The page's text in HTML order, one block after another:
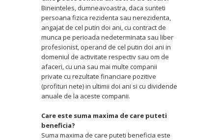
Bineinteles, dumneavoastra, daca sunteti
persoana fizica rezidenta sau nerezidenta,
angajat de cel putin doi ani, cu contract de
munca pe perioada nedeterminata sau liber
profesionist, operand de cel putin doi ani in
domeniul de activitate respectiv sau om de
afaceri, cu una sau mai multe companii
private cu rezultate financiare pozitive
(profituri nete) in ultimii doi ani si cu dividende
anuale de la aceste companii.
Care este suma maxima de care puteti
beneficia?
Suma maxima de care puteti beneficia este